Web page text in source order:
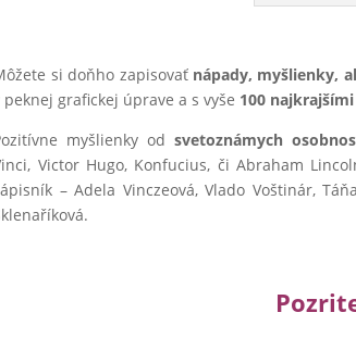
si doňho zapisovať nápady, myšlienky,
peknej grafickej úprave a s vyše 100
myšlienky odsvetoznámych
Victor Hugo, Konfucius, či Abraham
– Adela Vinczeová, Vlado Voštinár,